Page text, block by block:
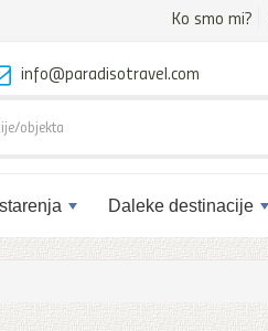
Ko smo mi?
Daleke destinacije
info@paradisotravel.com